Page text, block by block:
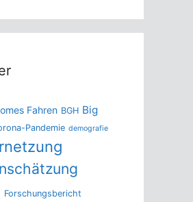
Fahren BGH Big
Pandemie demografie
Forschungsbericht